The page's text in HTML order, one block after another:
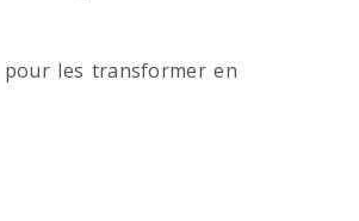
pour les transformer en